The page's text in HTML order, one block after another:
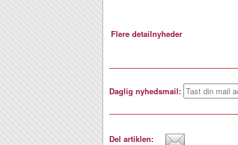
Flere detailnyheder
Daglig nyhedsmail:
Del artiklen: